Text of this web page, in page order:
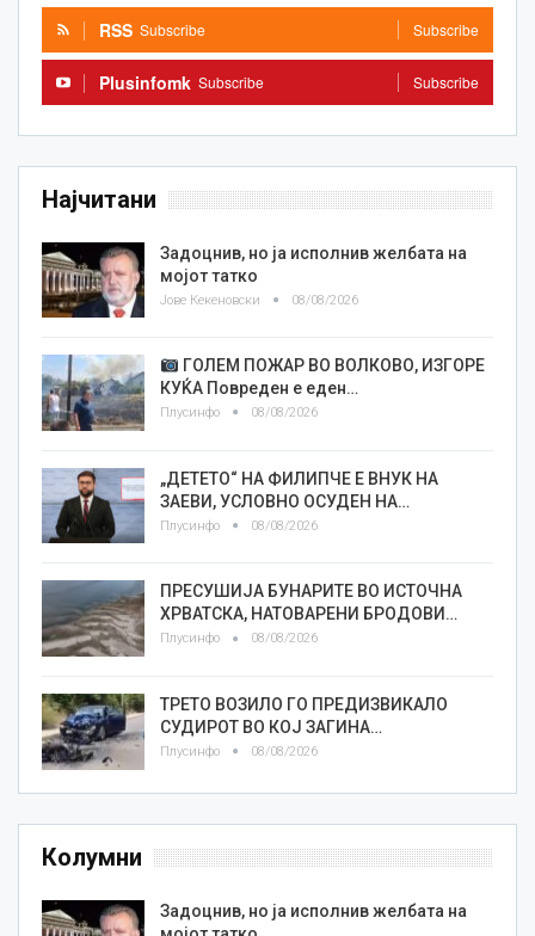
RSS Subscribe Subscribe
Plusinfomk Subscribe Subscribe
Најчитани
Задоцнив, но ја исполнив желбата на
мојот татко
Јове Кекеновски 08/08/2026
ГОЛЕМ ПОЖАР ВО ВОЛКОВО, ИЗГОРЕ
КУЌА Повреден е еден…
Плусинфо 08/08/2026
„ДЕТЕТО“ НА ФИЛИПЧЕ Е ВНУК НА
ЗАЕВИ, УСЛОВНО ОСУДЕН НА…
Плусинфо 08/08/2026
ПРЕСУШИЈА БУНАРИТЕ ВО ИСТОЧНА
ХРВАТСКА, НАТОВАРЕНИ БРОДОВИ…
Плусинфо 08/08/2026
ТРЕТО ВОЗИЛО ГО ПРЕДИЗВИКАЛО
СУДИРОТ ВО КОЈ ЗАГИНА…
Плусинфо 08/08/2026
Колумни
Задоцнив, но ја исполнив желбата на